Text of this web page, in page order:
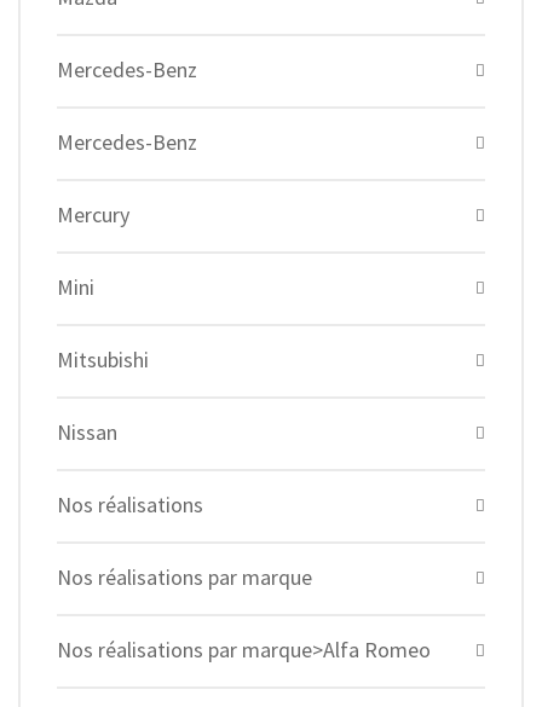
Mercedes-Benz
Mercedes-Benz
Mercury
Mini
Mitsubishi
Nissan
Nos réalisations
Nos réalisations par marque
Nos réalisations par marque>Alfa Romeo